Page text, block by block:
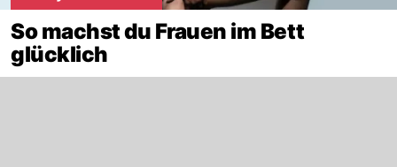
So machst du Frauen im Bett
glücklich